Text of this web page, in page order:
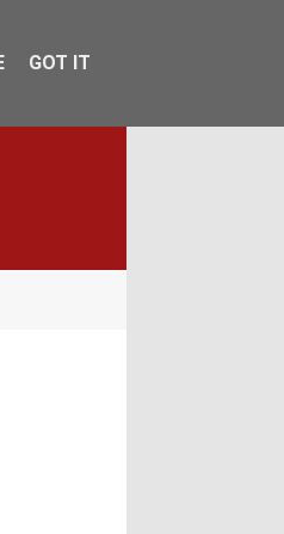
GOT IT